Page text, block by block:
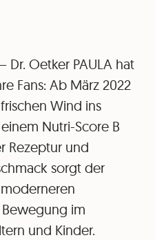
Dr. Oetker PAULA hat
Fans: Ab März 2022
Wind ins
Nutri-Score B
Rezeptur und
sorgt der
im
und Kinder.